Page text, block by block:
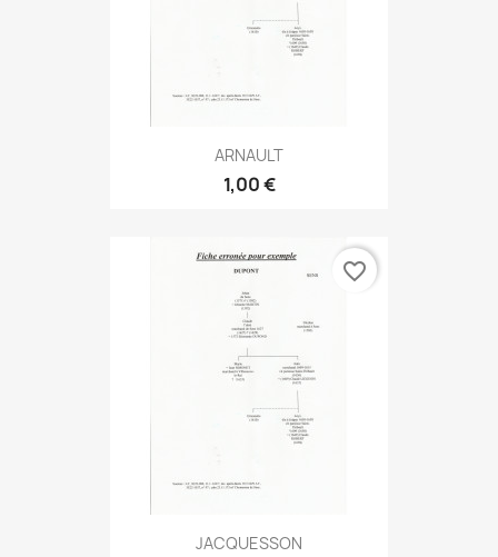
ARNAULT
1,00 €
JACQUESSON
favorite_border